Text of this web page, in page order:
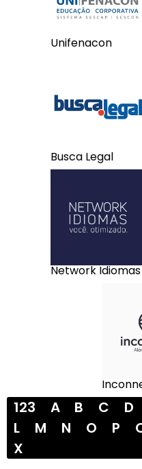
Unifenacon
Busca Legal
Network Idiomas
123 A B C D
L
M N O P
X